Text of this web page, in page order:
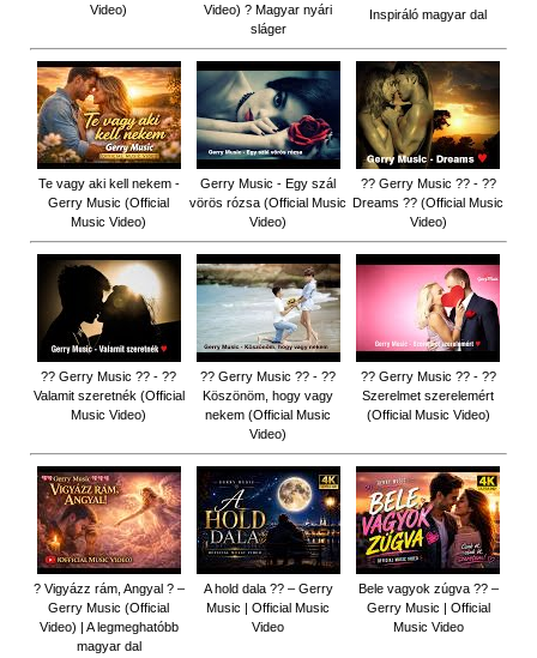
Video)
Video) ? Magyar nyári
sláger
Inspiráló magyar dal
Te vagy aki kell nekem -
Gerry Music (Official
Music Video)
Gerry Music - Egy szál
vörös rózsa (Official Music
Video)
?? Gerry Music ?? - ??
Dreams ?? (Official Music
Video)
?? Gerry Music ?? - ??
Valamit szeretnék (Official
Music Video)
?? Gerry Music ?? - ??
Köszönöm, hogy vagy
nekem (Official Music
Video)
?? Gerry Music ?? - ??
Szerelmet szerelemért
(Official Music Video)
? Vigyázz rám, Angyal ? –
Gerry Music (Official
Video) | A legmeghatóbb
magyar dal
A hold dala ?? – Gerry
Music | Official Music
Video
Bele vagyok zúgva ?? –
Gerry Music | Official
Music Video